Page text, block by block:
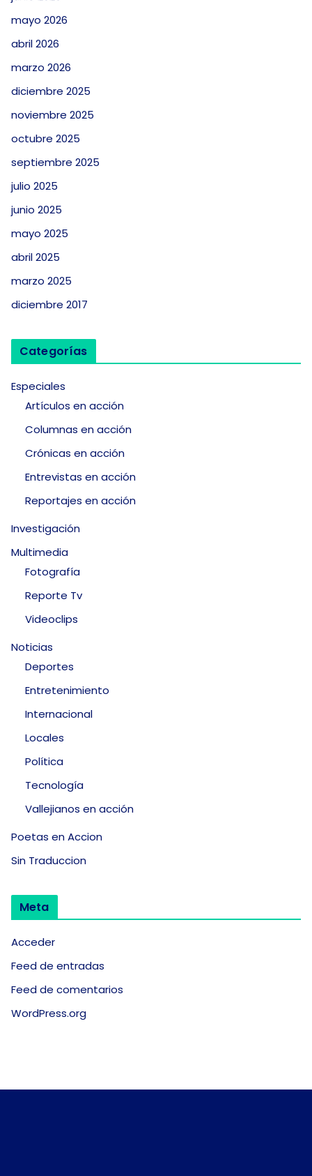
mayo 2026
abril 2026
marzo 2026
diciembre 2025
noviembre 2025
octubre 2025
septiembre 2025
julio 2025
junio 2025
mayo 2025
abril 2025
marzo 2025
diciembre 2017
Categorías
Especiales
Artículos en acción
Columnas en acción
Crónicas en acción
Entrevistas en acción
Reportajes en acción
Investigación
Multimedia
Fotografía
Reporte Tv
Videoclips
Noticias
Deportes
Entretenimiento
Internacional
Locales
Política
Tecnología
Vallejianos en acción
Poetas en Accion
Sin Traduccion
Meta
Acceder
Feed de entradas
Feed de comentarios
WordPress.org